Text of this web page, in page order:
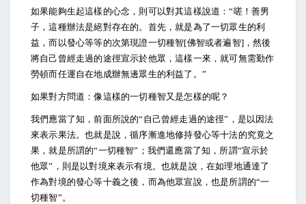
如果能夠生起這樣的心念，則可以對其這樣說道：“嗟！善男
子，這種辦法是絕對存在的。首先，就是為了一切眾生的利
益，而以發心等等的次第現證一切種智[佛智或者遍智]，然後
將自己曾經走過的途徑宣示於他眾，這樣一來，就可無需勤作
勞頓而任運自在地成辦無邊眾生的利益了。”
如果對方問道：像這樣的一切種智又是怎樣的呢？
我們應當了知，前面所說的“自己曾經走過的途徑”，是以因法
來表示果法。也就是說，循序漸進地修持發心等十法的究竟之
果，就是所謂的“一切種智”；我們還應當了知，所謂“宣示於
他眾”，則是以對境來表示有境。也就是說，在如理地通達了
作為對境的發心等十義之後，而為他眾宣說，也是所謂的“一
切種智”。